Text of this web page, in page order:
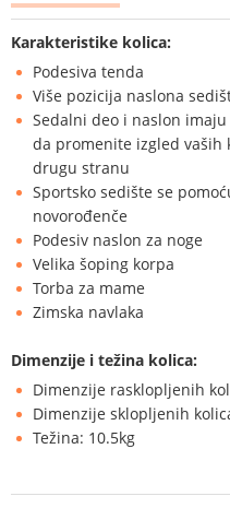
Karakteristike kolica:
Podesiva tenda
Više pozicija naslona
Sedalni deo i naslon
da promenite izgled vaših
drugu stranu
Sportsko sedište se
novorođenče
Podesiv naslon za noge
Velika šoping korpa
Torba za mame
Zimska navlaka
Dimenzije i težina kolica:
Dimenzije rasklopljenih
Dimenzije sklopljenih
Težina: 10.5kg